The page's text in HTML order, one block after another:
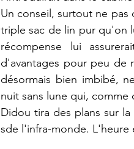
Un conseil, surtout ne pas
triple sac de lin pur qu'on
récompense lui
d'avantages pour peu de
désormais bien imbibé,
nuit sans lune qui, comme
Didou tira des plans sur
sde l'infra-monde. L'heure